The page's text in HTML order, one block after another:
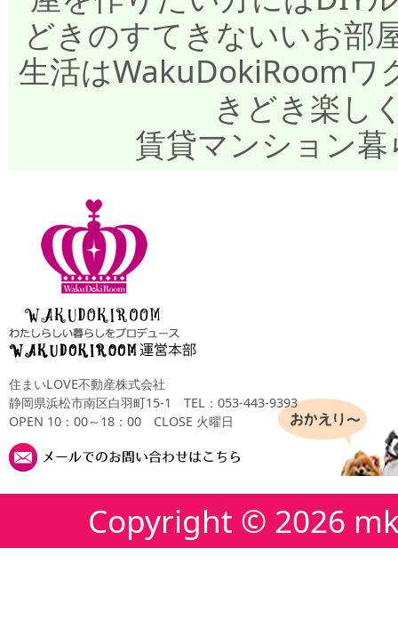
どきのすてきないいお部
生活はWakuDokiRoomワ
きどき楽し
賃貸マンション
住まいLOVE不動産株式会社
静岡県浜松市南区白羽町15-1 TEL：053-443-9393
OPEN 10：00～18：00 CLOSE 火曜日
Copyright © 2026